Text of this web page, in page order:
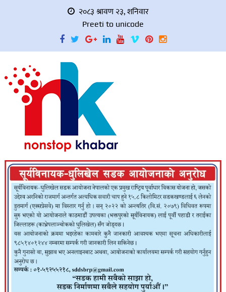
२०८३ श्रावण २३, शनिवार
Preeti to unicode